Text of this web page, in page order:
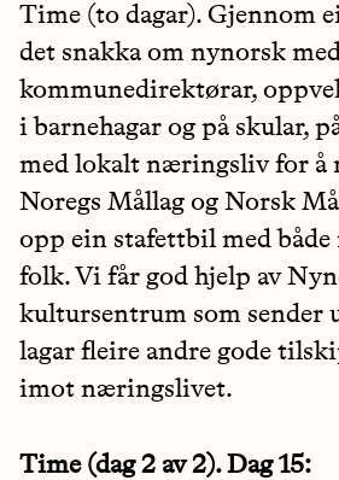
Time (to dagar). Gjennom
det snakka om nynorsk
kommunedirektørar,
i barnehagar og på skular,
med lokalt næringsliv for å
Noregs Mållag og Norsk
opp ein stafettbil med
folk. Vi får god hjelp av
kultursentrum som sender
lagar fleire andre gode
imot næringslivet.
Time (dag 2 av 2). Dag 15: